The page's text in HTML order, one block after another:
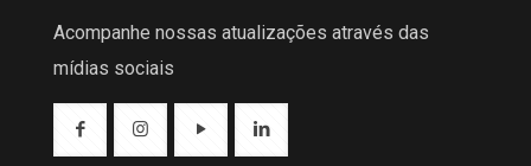
Acompanhe nossas atualizações através das
mídias sociais